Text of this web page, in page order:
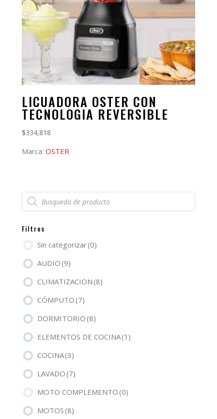
LICUADORA OSTER CON
TECNOLOGIA REVERSIBLE
$334,818
Marca: OSTER
Búsqueda
de
productos
Filtros
Sin categorizar(0)
AUDIO(9)
CLIMATIZACION(8)
CÓMPUTO(7)
DORMITORIO(8)
ELEMENTOS DE COCINA(1)
COCINA(3)
LAVADO(7)
MOTO COMPLEMENTO(0)
MOTOS(8)